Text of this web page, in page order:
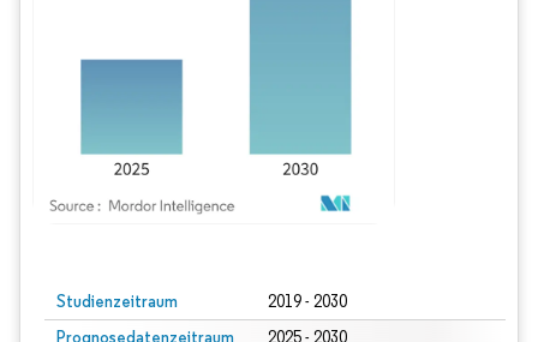
Studienzeitraum 2019 - 2030
Prognosedatenzeitraum 2025 - 2030